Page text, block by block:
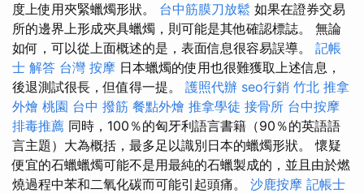
度上使用夾緊蠟燭形狀。 台中筋膜刀放鬆 如果在證券交易
所的邊界上形成夾具蠟燭，則可能是其他確認標誌。 無論
如何，可以從上面概述的是，表面信息很容易誤導。 記帳
士 解答 台灣 按摩 日本蠟燭的使用也很難獲取上述信息，
後退測試很長，但值得一提。 護照代辦 seo行銷 竹北 推拿
外燴 桃園 台中 撥筋 餐點外燴 推拿學徒 接骨所 台中按摩
排毒推薦 同時，100％的匈牙利語言書籍（90％的英語語
言主題）大為概括，最多足以識別日本的蠟燭形狀。 懷疑
便宜的石蠟蠟燭可能不是用最純的石蠟製成的，並且由於燃
燒過程中苯和二氧化碳而可能引起頭痛。 沙鹿按摩 記帳士